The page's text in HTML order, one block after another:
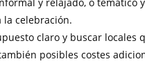
y relajado, o temático
la celebración.
claro y buscar locales
posibles costes